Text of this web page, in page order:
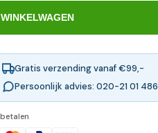
Gratis verzending vanaf €99,-
Persoonlijk advies: 020-21 01 486